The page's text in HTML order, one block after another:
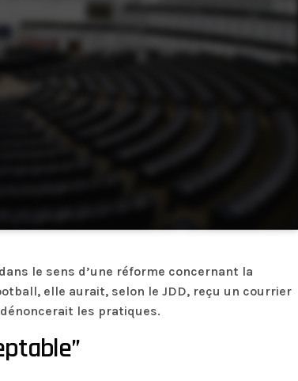
le sens d’une réforme concernant la
elle aurait, selon le JDD, reçu un courrier
les pratiques.